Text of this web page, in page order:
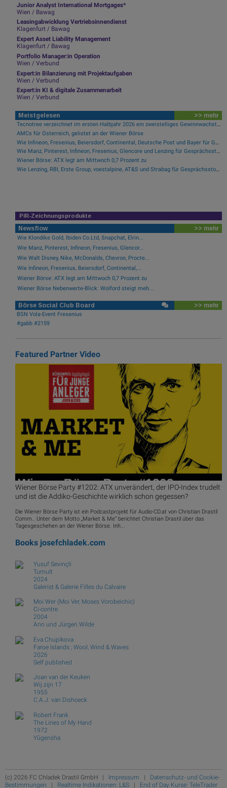
Junior Analyst International Mortgages*
Wien / Bawag
Leasingabwicklung Vertriebsinnendienst
Klagenfurt / Bawag
Expert Asset Liability Management
Klagenfurt / Bawag
Portfolio Manager:in Operation
Wien / Verbund
Expert:in Bilanzierung mit Projektaufgaben
Wien / Verbund
Expert:in KI & digitale Zusammenarbeit
Wien / Verbund
Meistgelesen >> mehr
Tecnotree verzeichnet im ersten Halbjahr 2026 ein zweistelliges Gewinnwachstum und eine beschleunigte Einführungsdynamik
AMCs für Österreich, gelistet an der Wiener Börse
Wie Infineon, Fresenius, Beiersdorf, Continental, Deutsche Post und Bayer für Gesprächsstoff im DAX sorgten
Wie Manz, Pinterest, Infineon, Fresenius, Glencore und Lenzing für Gesprächsstoff sorgten
Wiener Börse: ATX legt am Mittwoch 0,7 Prozent zu
Wie Lenzing, RBI, Erste Group, voestalpine, AT&S und Strabag für Gesprächsstoff im ATX sorgten
PIR-Zeichnungsprodukte
Newsflow >> mehr
Wie Klondike Gold, Ibiden Co.Ltd, Snapchat, Elrin...
Wie Manz, Pinterest, Infineon, Fresenius, Glencor...
Wie Walt Disney, Nike, McDonalds, Chevron, Procte...
Wie Infineon, Fresenius, Beiersdorf, Continental,...
Wiener Börse: ATX legt am Mittwoch 0,7 Prozent zu
Wiener Börse Nebenwerte-Blick: Wolford steigt meh...
Börse Social Club Board >> mehr
BSN Vola-Event Fresenius
#gabb #2159
Featured Partner Video
Wiener Börse Party #1202: ATX unverändert, der IPO-Index trudelt
und ist die Addiko-Geschichte wirklich schon gegessen?
Die Wiener Börse Party ist ein Podcastprojekt für Audio-CD.at von Christian Drastil
Comm.. Unter dem Motto „Market & Me“ berichtet Christian Drastil über das
Tagesgeschehen an der Wiener Börse. Inh...
Books josefchladek.com
Yusuf Sevinçli
Tumult
2024
Galerist & Galerie Filles du Calvaire
Moi Wer (Moi Ver, Moses Vorobeichic)
Ci-contre
2004
Ann und Jürgen Wilde
Eva Chupikova
Faroe Islands ; Wool, Wind & Waves
2026
Self published
Joan van der Keuken
Wij zijn 17
1955
C.A.J. van Dishoeck
Robert Frank
The Lines of My Hand
1972
Yūgensha
(c) 2026 FC Chladek Drastil GmbH | Impressum | Datenschutz- und Cookie-
Bestimmungen | Realtime Indikationen: L&S | End of Day Kurse: TeleTrader